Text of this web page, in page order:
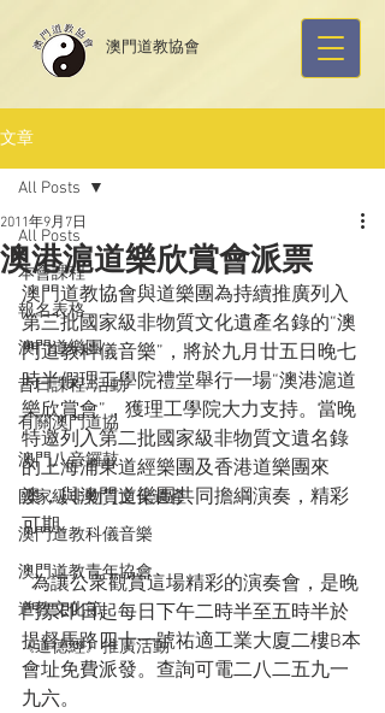
​澳門道教協會
文章
All Posts
本會課程
報名表格
澳門道樂團
昔日課程/活動
有關澳門道協
澳門八音鑼鼓
國家級非物質文化遺產
澳門道教科儀音樂
澳門道教青年協會
道教文化節
《道德經》推廣活動
All Posts
澳港滬道樂欣賞會派票
2011年9月7日
澳門道教協會與道樂團為持續推廣列入
第三批國家級非物質文化遺產名錄的“澳
門道教科儀音樂”，將於九月廿五日晚七
時半假理工學院禮堂舉行一場“澳港滬道
樂欣賞會”，獲理工學院大力支持。當晚
特邀列入第二批國家級非物質文遺名錄
的上海浦東道經樂團及香港道樂團來
澳，與澳門道樂團共同擔綱演奏，精彩
可期。
  為讓公衆觀賞這場精彩的演奏會，是晚
門票即日起每日下午二時半至五時半於
提督馬路四十一號祐適工業大廈二樓B本
會址免費派發。查詢可電二八二五九一
九六。